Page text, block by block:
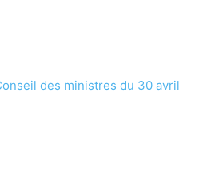
des ministres du 30 avril